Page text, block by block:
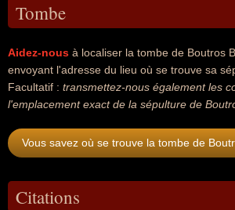
Tombe
Aidez-nous à localiser la tombe de Boutros
envoyant l'adresse du lieu où se trouve sa
Facultatif : transmettez-nous également les
l'emplacement exact de la sépulture de
Vous savez où se trouve la tombe de
Citations